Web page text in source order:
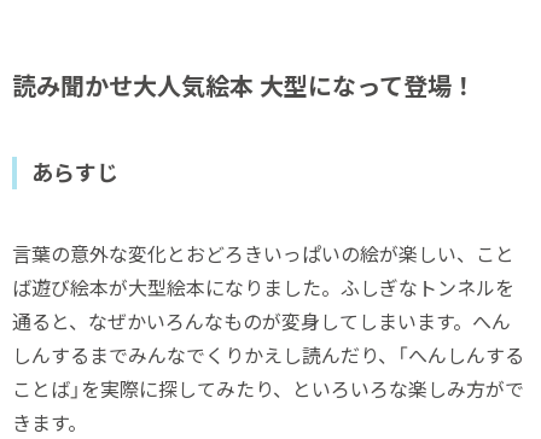
読み聞かせ大人気絵本 大型になって登場！
あらすじ
言葉の意外な変化とおどろきいっぱいの絵が楽しい、こと
ば遊び絵本が大型絵本になりました。ふしぎなトンネルを
通ると、なぜかいろんなものが変身してしまいます。へん
しんするまでみんなでくりかえし読んだり、「へんしんする
ことば」を実際に探してみたり、といろいろな楽しみ方がで
きます。